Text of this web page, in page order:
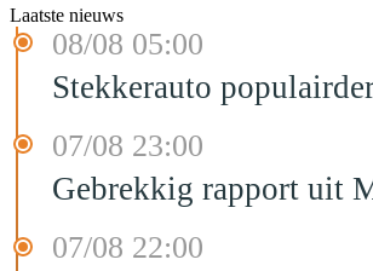
Laatste nieuws
08/08 05:00
Stekkerauto
07/08 23:00
Gebrekkig rapport uit
07/08 22:00